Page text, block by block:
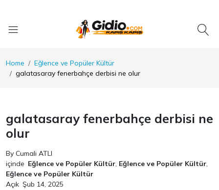
Home
Eğlence ve Popüler Kültür
galatasaray fenerbahçe derbisi ne olur
galatasaray fenerbahçe derbisi ne
olur
By Cumali ATLI
içinde Eğlence ve Popüler Kültür, Eğlence ve Popüler Kültür,
Eğlence ve Popüler Kültür
Açık Şub 14, 2025